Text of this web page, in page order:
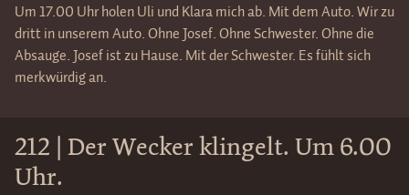
Um 17.00 Uhr holen Uli und Klara mich ab. Mit dem Auto. Wir zu
dritt in unserem Auto. Ohne Josef. Ohne Schwester. Ohne die
Absauge. Josef ist zu Hause. Mit der Schwester. Es fühlt sich
merkwürdig an.
212 | Der Wecker klingelt. Um 6.00
Uhr.